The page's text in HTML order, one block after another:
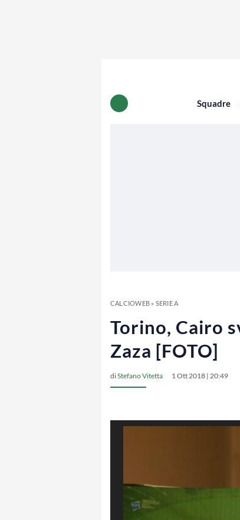
Squadre
CALCIOWEB» SERIE A
Torino, Cairo
Zaza [FOTO]
diStefano Vitetta 1 Ott 2018 | 20:49